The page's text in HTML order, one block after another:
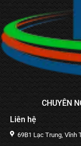
CHUYÊN
Liên hệ
69B1 Lạc Trung, Vĩnh